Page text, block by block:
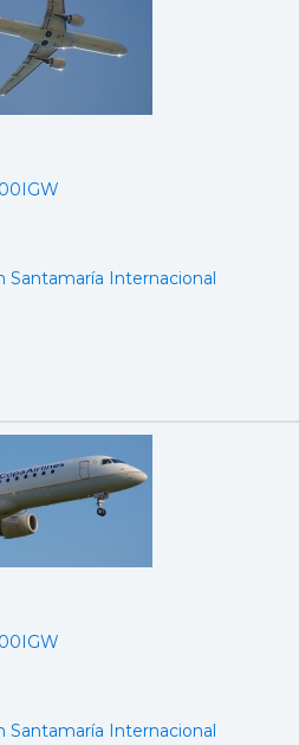
Santamaría Internacional
Santamaría Internacional